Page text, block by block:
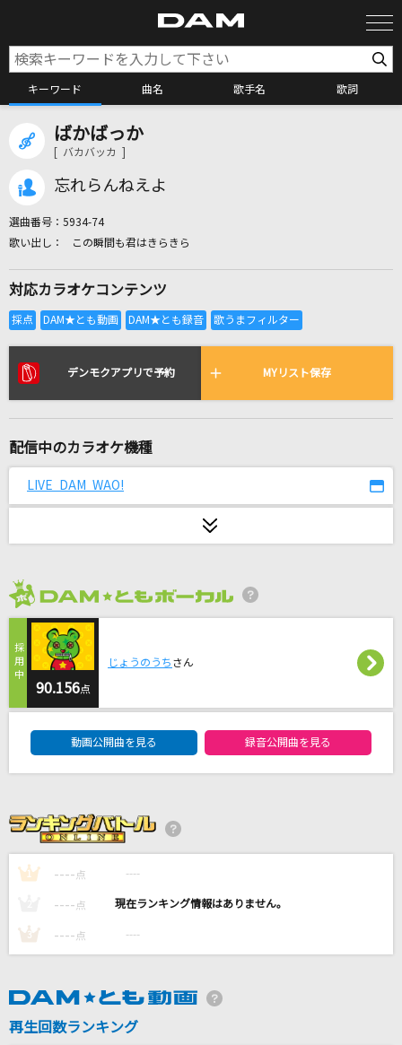
キーワード 曲名 歌手名 歌詞
全国りれき
リアルタイムで歌われている曲の一覧
川崎鷹也
オーバーライド
Official髭男dism
青のすみか
キタニタツヤ
少女レイ
Mr.Children
＝LOVE
ばかばっか
[ バカバッカ ]
忘れらんねえよ
選曲番号： 5934-74
この瞬間も君はきらきら
対応カラオケコンテンツ
デンモクアプリで予約 MYリスト保存
配信中のカラオケ機種
LIVE DAM WAO!
90.156点
じょうのうち さん
動画公開曲を見る 録音公開曲を見る
1 ---- 点 ----
---- 点 ----
3 ---- 点 ----
再生回数ランキング